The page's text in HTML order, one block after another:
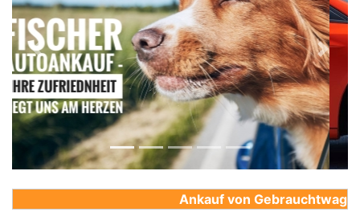
Previous Next
Ankauf von